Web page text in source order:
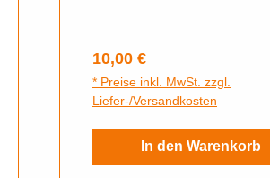
Regulärer Preis:
10,00 €
* Preise inkl. MwSt. zzgl.
Liefer-/Versandkosten
In den Warenkorb